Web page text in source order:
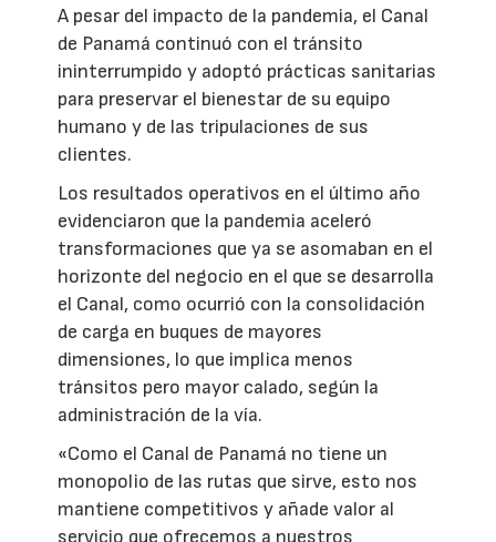
A pesar del impacto de la pandemia, el Canal
de Panamá continuó con el tránsito
ininterrumpido y adoptó prácticas sanitarias
para preservar el bienestar de su equipo
humano y de las tripulaciones de sus
clientes.
Los resultados operativos en el último año
evidenciaron que la pandemia aceleró
transformaciones que ya se asomaban en el
horizonte del negocio en el que se desarrolla
el Canal, como ocurrió con la consolidación
de carga en buques de mayores
dimensiones, lo que implica menos
tránsitos pero mayor calado, según la
administración de la vía.
«Como el Canal de Panamá no tiene un
monopolio de las rutas que sirve, esto nos
mantiene competitivos y añade valor al
servicio que ofrecemos a nuestros